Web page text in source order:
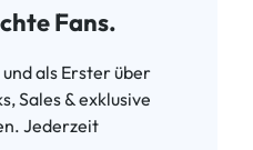
Fans.
als Erster über
Sales & exklusive
Jederzeit